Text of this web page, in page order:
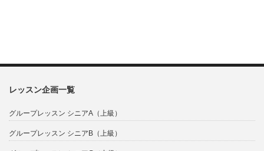
レッスン企画一覧
グループレッスン シニアA（上級）
グループレッスン シニアB（上級）